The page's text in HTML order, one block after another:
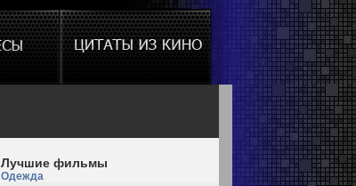
Лучшие фильмы
Одежда